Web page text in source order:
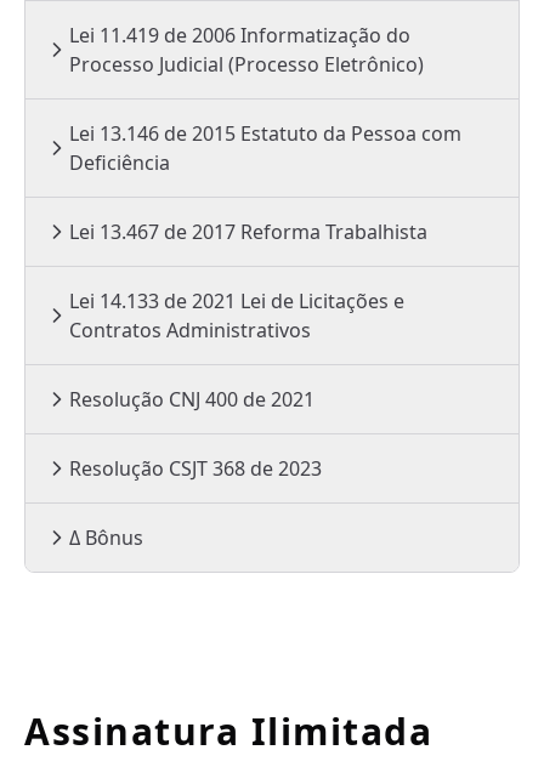
Lei 11.419 de 2006 Informatização do
Processo Judicial (Processo Eletrônico)
Lei 13.146 de 2015 Estatuto da Pessoa com
Deficiência
Lei 13.467 de 2017 Reforma Trabalhista
Lei 14.133 de 2021 Lei de Licitações e
Contratos Administrativos
Resolução CNJ 400 de 2021
Resolução CSJT 368 de 2023
Δ Bônus
Assinatura Ilimitada